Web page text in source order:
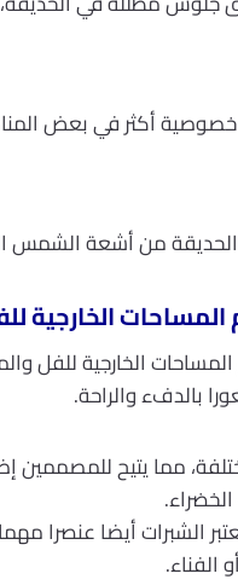
أكثر في بعض
الحديقة من أشعة الشمس
الخارجية
الخارجية للفل
بالدفء والراحة.
مما يتيح
تعتبر الشبرات أيضا
الفناء.